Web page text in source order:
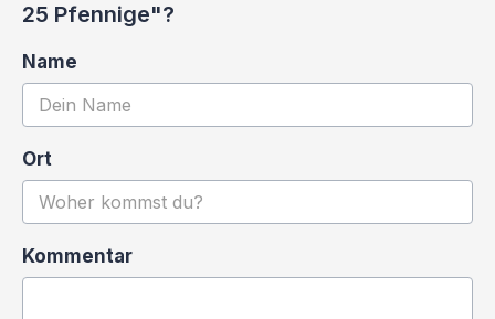
25 Pfennige"?
Name
Ort
Kommentar